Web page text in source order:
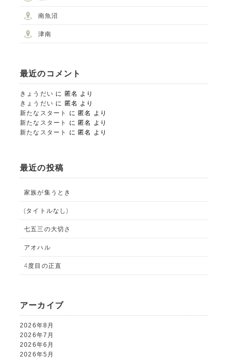
STUDIO事業部
PHOTO STUDIO KANEKO
PHOTO HOUSE BOAR
南魚沼
津南
最近のコメント
きょうだい に 匿名 より
きょうだい に 匿名 より
新たなスタート
に 匿名
より
新たなスタート
に 匿名
より
新たなスタート
に 匿名 より
最近の投稿
家族が集うとき
(タイトルなし)
七五三の大切さ
アオハル
4度目の正直
アーカイブ
2026年8月
2026年7月
2026年6月
2026年5月